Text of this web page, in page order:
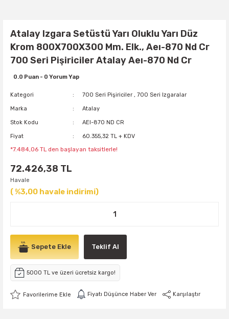
Atalay Izgara Setüstü Yarı Oluklu Yarı Düz
Krom 800X700X300 Mm. Elk., Aeı-870 Nd Cr
700 Seri Pişiriciler Atalay Aeı-870 Nd Cr
0.0 Puan - 0 Yorum Yap
Kategori 700 Seri Pişiriciler ,700 Seri Izgaralar
Marka Atalay
Stok Kodu AEI-870 ND CR
Fiyat 60.355,32 TL + KDV
*7.484,06 TL den başlayan taksitlerle!
72.426,38 TL
Havale
( %3,00 havale indirimi)
Sepete Ekle Teklif Al
5000 TL ve üzeri ücretsiz kargo!
Fiyatı Düşünce Haber Ver Karşılaştır